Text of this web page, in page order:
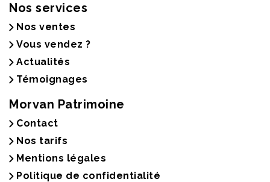
Nos services
Nos ventes
Vous vendez ?
Actualités
Témoignages
Morvan Patrimoine
Contact
Nos tarifs
Mentions légales
Politique de confidentialité